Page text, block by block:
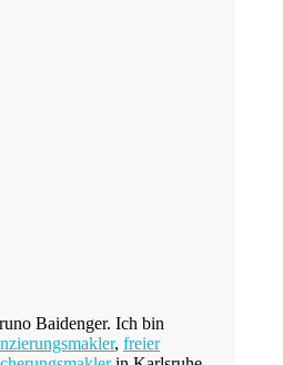
Baidenger. Ich bin
, freier